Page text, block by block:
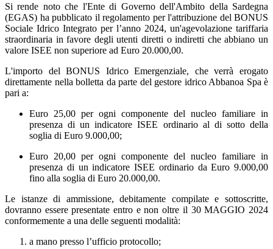
Si rende noto che l'Ente di Governo dell'Ambito della Sardegna
(EGAS) ha pubblicato il regolamento per l'attribuzione del BONUS
Sociale Idrico Integrato per l’anno 2024, un'agevolazione tariffaria
straordinaria in favore degli utenti diretti o indiretti che abbiano un
valore ISEE non superiore ad Euro 20.000,00.
L'importo del BONUS Idrico Emergenziale, che verrà erogato
direttamente nella bolletta da parte del gestore idrico Abbanoa Spa è
pari a:
Euro 25,00 per ogni componente del nucleo familiare in
presenza di un indicatore ISEE ordinario al di sotto della
soglia di Euro 9.000,00;
Euro 20,00 per ogni componente del nucleo familiare in
presenza di un indicatore ISEE ordinario da Euro 9.000,00
fino alla soglia di Euro 20.000,00.
Le istanze di ammissione, debitamente compilate e sottoscritte,
dovranno essere presentate entro e non oltre il 30 MAGGIO 2024
conformemente a una delle seguenti modalità:
a mano presso l’ufficio protocollo;